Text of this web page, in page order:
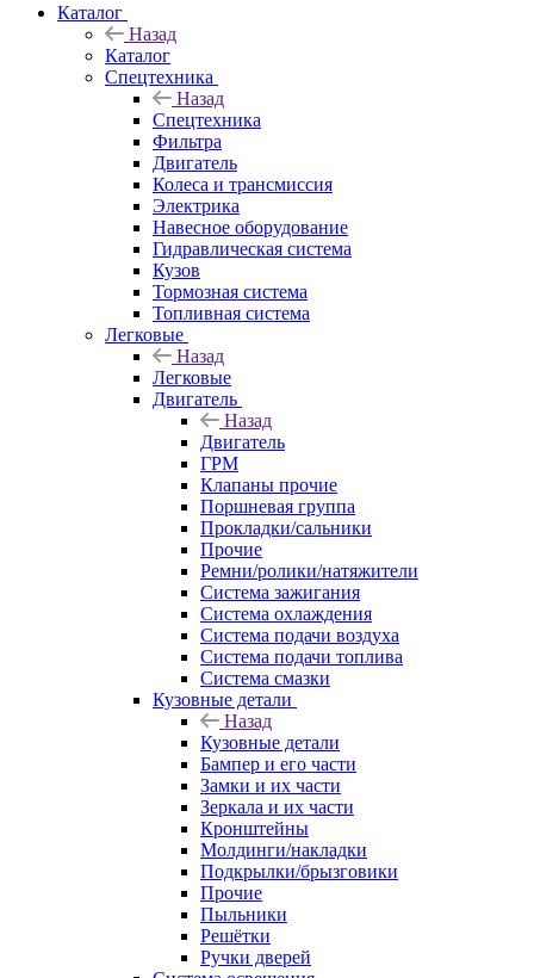
Каталог
Назад
Каталог
Спецтехника
Назад
Спецтехника
Фильтра
Двигатель
Колеса и трансмиссия
Электрика
Навесное оборудование
Гидравлическая система
Кузов
Тормозная система
Топливная система
Легковые
Назад
Легковые
Двигатель
Назад
Двигатель
ГРМ
Клапаны прочие
Поршневая группа
Прокладки/сальники
Прочие
Ремни/ролики/натяжители
Система зажигания
Система охлаждения
Система подачи воздуха
Система подачи топлива
Система смазки
Кузовные детали
Назад
Кузовные детали
Бампер и его части
Замки и их части
Зеркала и их части
Кронштейны
Молдинги/накладки
Подкрылки/брызговики
Прочие
Пыльники
Решётки
Ручки дверей